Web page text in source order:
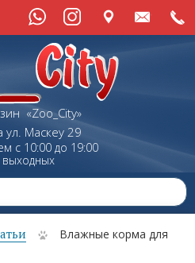
«Zoo_City»
ул. Маскеу29
с 10:00 до 19:00
выходных
Влажные корма для